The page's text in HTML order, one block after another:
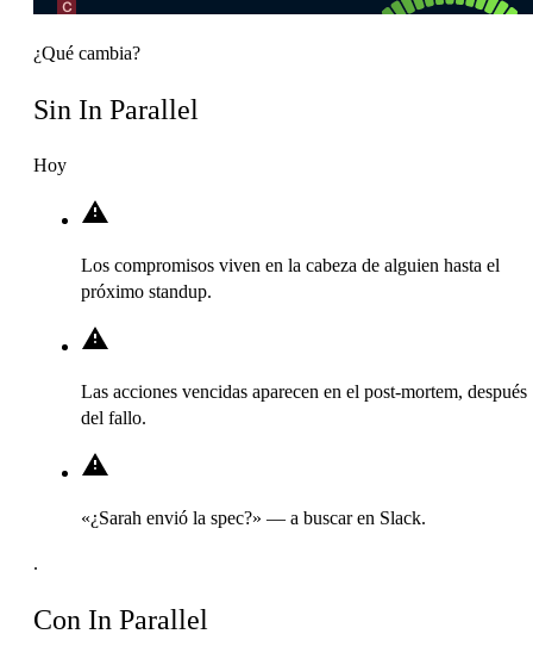
¿Qué cambia?
Sin In Parallel
Hoy
Los compromisos viven en la cabeza de alguien hasta el
próximo standup.
Las acciones vencidas aparecen en el post-mortem, después
del fallo.
«¿Sarah envió la spec?» — a buscar en Slack.
.
Con In Parallel